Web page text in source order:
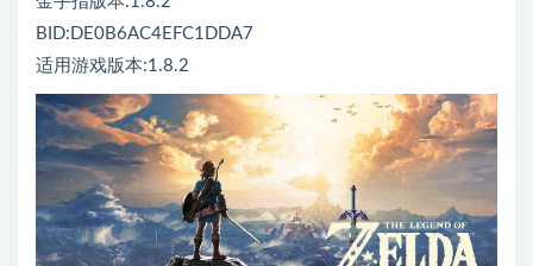
BID:DE0B6AC4EFC1DDA7
适用游戏版本:1.8.2